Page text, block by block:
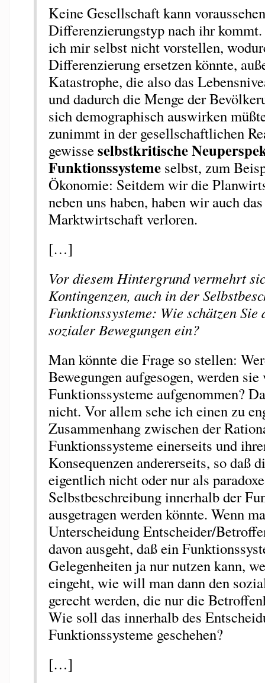
Keine Gesellschaft kann
Differenzierungstyp nach ihr
ich mir selbst nicht vorstellen,
Differenzierung ersetzen könnte,
Katastrophe, die also das
und dadurch die Menge der
sich demographisch auswirken
zunimmt in der gesellschaftlichen
gewisseselbstkritische
Funktionssystemeselbst, zum
Ökonomie: Seitdem wir die
neben uns haben, haben wir auch
Marktwirtschaft verloren.
[…]
Vor diesem Hintergrund vermehrt
Kontingenzen, auch in der
Funktionssysteme: Wie schätzen Sie
sozialer Bewegungen ein?
Man könnte die Frage so stellen:
Bewegungen aufgesogen, werden
Funktionssysteme aufgenommen?
nicht. Vor allem sehe ich einen zu
Zusammenhang zwischen der
Funktionssysteme einerseits und
Konsequenzen andererseits, so daß
eigentlich nicht oder nur als paradoxe
Selbstbeschreibung innerhalb der
ausgetragen werden könnte. Wenn
Unterscheidung Entscheider/
davon ausgeht, daß ein
Gelegenheiten ja nur nutzen kann,
eingeht, wie will man dann den
gerecht werden, die nur die
Wie soll das innerhalb des
Funktionssysteme geschehen?
[…]